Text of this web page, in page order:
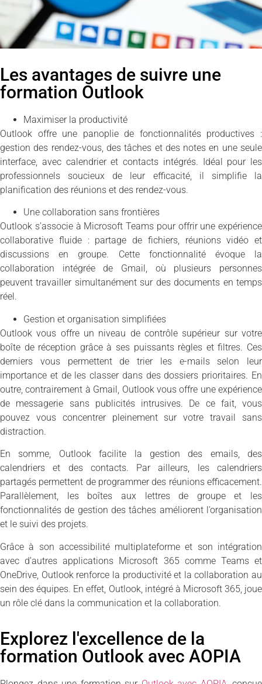
Les avantages de suivre une
formation Outlook
Maximiser la productivité
Outlook offre une panoplie de fonctionnalités productives :
gestion des rendez-vous, des tâches et des notes en une seule
interface, avec calendrier et contacts intégrés. Idéal pour les
professionnels soucieux de leur efficacité, il simplifie la
planification des réunions et des rendez-vous.
Une collaboration sans frontières
Outlook s’associe à Microsoft Teams pour offrir une expérience
collaborative fluide : partage de fichiers, réunions vidéo et
discussions en groupe. Cette fonctionnalité évoque la
collaboration intégrée de Gmail, où plusieurs personnes
peuvent travailler simultanément sur des documents en temps
réel.
Gestion et organisation simplifiées
Outlook vous offre un niveau de contrôle supérieur sur votre
boîte de réception grâce à ses puissants règles et filtres. Ces
derniers vous permettent de trier les e-mails selon leur
importance et de les classer dans des dossiers prioritaires. En
outre, contrairement à Gmail, Outlook vous offre une expérience
de messagerie sans publicités intrusives. De ce fait, vous
pouvez vous concentrer pleinement sur votre travail sans
distraction.
En somme, Outlook facilite la gestion des emails, des
calendriers et des contacts. Par ailleurs, les calendriers
partagés permettent de programmer des réunions efficacement.
Parallèlement, les boîtes aux lettres de groupe et les
fonctionnalités de gestion des tâches améliorent l’organisation
et le suivi des projets.
Grâce à son accessibilité multiplateforme et son intégration
avec d’autres applications Microsoft 365 comme Teams et
OneDrive, Outlook renforce la productivité et la collaboration au
sein des équipes. En effet, Outlook, intégré à Microsoft 365, joue
un rôle clé dans la communication et la collaboration.
Explorez l'excellence de la
formation Outlook avec AOPIA